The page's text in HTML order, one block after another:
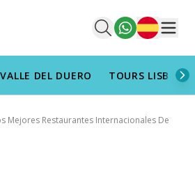
Español
VALLE DEL DUERO TOURS LISBOA
Mejores Restaurantes Internacionales De